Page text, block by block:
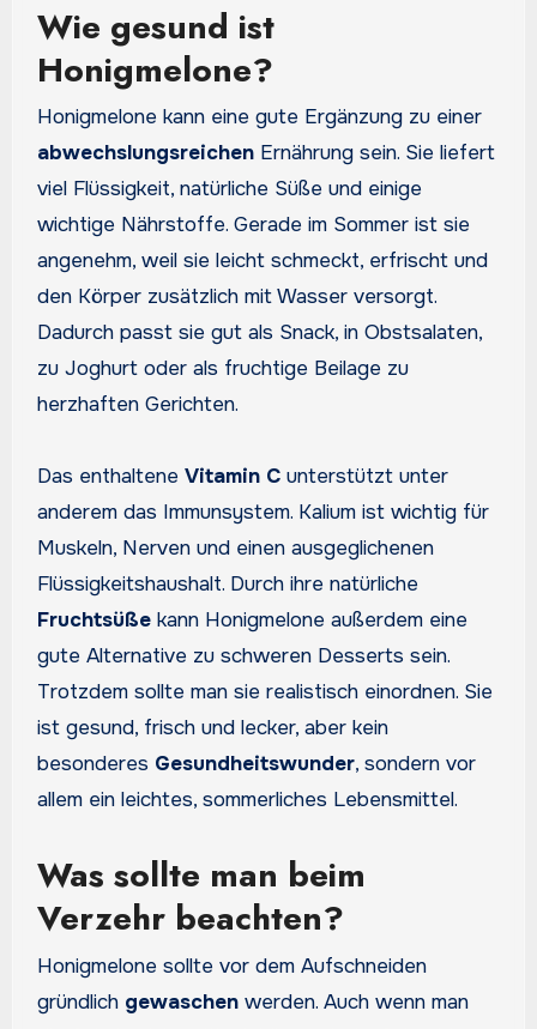
Wie gesund ist
Honigmelone?
Honigmelone kann eine gute Ergänzung zu einer
abwechslungsreichenErnährung sein. Sie liefert
viel Flüssigkeit, natürliche Süße und einige
wichtige Nährstoffe. Gerade im Sommer ist sie
angenehm, weil sie leicht schmeckt, erfrischt und
den Körper zusätzlich mit Wasser versorgt.
Dadurch passt sie gut als Snack, in Obstsalaten,
zu Joghurt oder als fruchtige Beilage zu
herzhaften Gerichten.
Das enthaltene Vitamin Cunterstützt unter
anderem das Immunsystem. Kalium ist wichtig für
Muskeln, Nerven und einen ausgeglichenen
Flüssigkeitshaushalt. Durch ihre natürliche
Fruchtsüßekann Honigmelone außerdem eine
gute Alternative zu schweren Desserts sein.
Trotzdem sollte man sie realistisch einordnen. Sie
ist gesund, frisch und lecker, aber kein
besonderes Gesundheitswunder, sondern vor
allem ein leichtes, sommerliches Lebensmittel.
Was sollte man beim
Verzehr beachten?
Honigmelone sollte vor dem Aufschneiden
gründlich gewaschenwerden. Auch wenn man